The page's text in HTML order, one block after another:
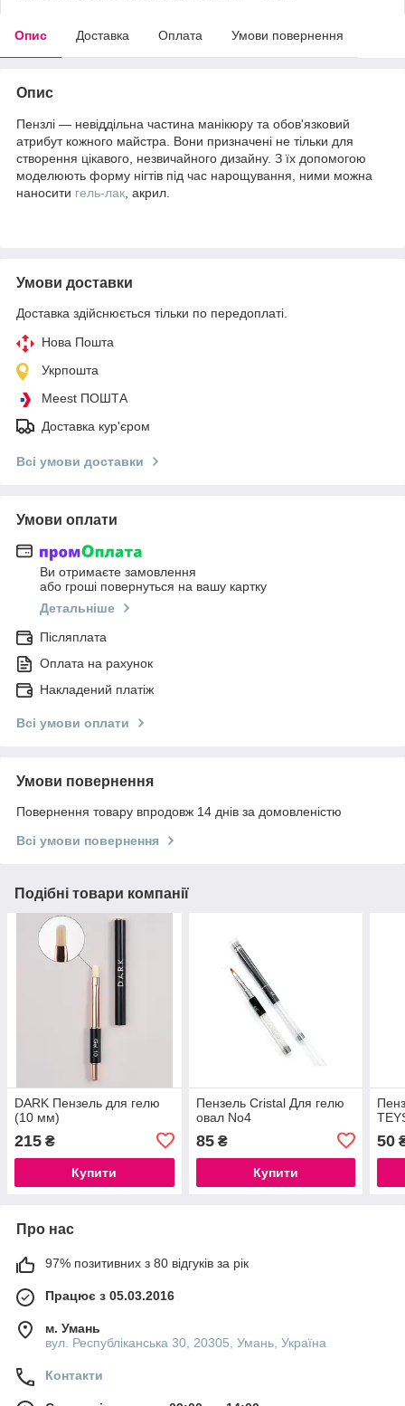
Опис Доставка Оплата Умови повернення
Опис
Пензлі — невіддільна частина манікюру та обов'язковий
атрибут кожного майстра. Вони призначені не тільки для
створення цікавого, незвичайного дизайну. З їх допомогою
моделюють форму нігтів під час нарощування, ними можна
наносити гель-лак , акрил.
Умови доставки
Доставка здійснюється тільки по передоплаті.
Нова Пошта
Укрпошта
Meest ПОШТА
Доставка кур'єром
Всі умови доставки
Умови оплати
Ви отримаєте замовлення
або гроші повернуться на вашу картку
Детальніше
Післяплата
Оплата на рахунок
Накладений платіж
Всі умови оплати
Умови повернення
Повернення товару впродовж 14 днів за домовленістю
Всі умови повернення
Подібні товари компанії
DARK Пензель для гелю
(10 мм)
215 ₴
Купити
Пензель Cristal Для гелю
овал No4
85₴
Купити
50
Про нас
97% позитивних з 80 відгуків за рік
Працює з 05.03.2016
м. Умань
вул. Республіканська 30, 20305, Умань, Україна
Контакти